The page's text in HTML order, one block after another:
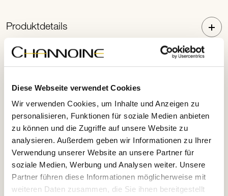
Diese Webseite verwendet Cookies
Wir verwenden Cookies, um Inhalte und Anzeigen zu
personalisieren, Funktionen für soziale Medien anbieten
zu können und die Zugriffe auf unsere Website zu
analysieren. Außerdem geben wir Informationen zu Ihrer
Verwendung unserer Website an unsere Partner für
soziale Medien, Werbung und Analysen weiter. Unsere
Partner führen diese Informationen möglicherweise mit
weiteren Daten zusammen, die Sie ihnen bereitgestellt
Produktdetails
Leitwirkstoffe